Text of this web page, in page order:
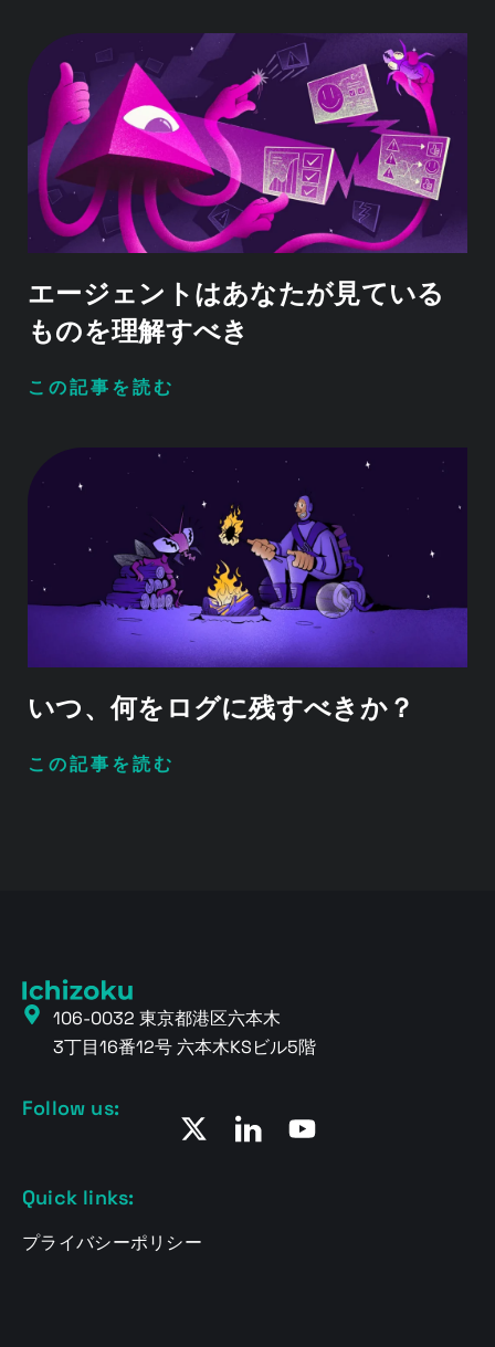
エージェントはあなたが見ている
ものを理解すべき
この記事を読む
いつ、何をログに残すべきか？
この記事を読む
106-0032 東京都港区六本木
3丁目16番12号 六本木KSビル5階
Quick links:
プライバシーポリシー
Follow us: